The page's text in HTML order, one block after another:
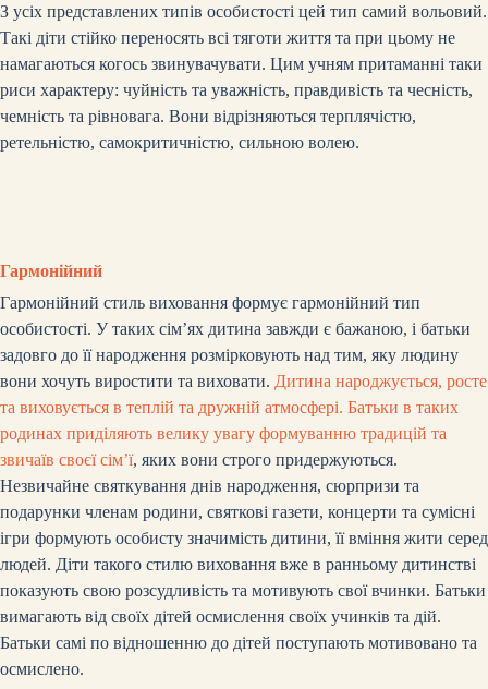
З усіх представлених типів особистості цей тип самий вольовий.
Такі діти стійко переносять всі тяготи життя та при цьому не
намагаються когось звинувачувати. Цим учням притаманні таки
риси характеру: чуйність та уважність, правдивість та чесність,
чемність та рівновага. Вони відрізняються терплячістю,
ретельністю, самокритичністю, сильною волею.
Гармонійний
Гармонійний стиль виховання формує гармонійний тип
особистості. У таких сім’ях дитина завжди є бажаною, і батьки
задовго до її народження розмірковують над тим, яку людину
вони хочуть виростити та виховати. Дитина народжується, росте
та виховується в теплій та дружній атмосфері. Батьки в таких
родинах приділяють велику увагу формуванню традицій та
звичаїв своєї сім’ї, яких вони строго придержуються.
Незвичайне святкування днів народження, сюрпризи та
подарунки членам родини, святкові газети, концерти та сумісні
ігри формують особисту значимість дитини, її вміння жити серед
людей. Діти такого стилю виховання вже в ранньому дитинстві
показують свою розсудливість та мотивують свої вчинки. Батьки
вимагають від своїх дітей осмислення своїх учинків та дій.
Батьки самі по відношенню до дітей поступають мотивовано та
осмислено.